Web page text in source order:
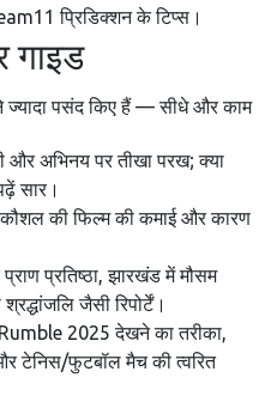
प्रिडिक्शन के टिप्स।
गाइड
ज्यादा पसंद किए हैं — सीधे और काम
और अभिनय पर तीखा परख; क्या
सार।
कौशल की फिल्म की कमाई और कारण
प्राण प्रतिष्ठा, झारखंड में मौसम
जैसी रिपोर्टें।
2025 देखने का तरीका,
टेनिस/फुटबॉल मैच की त्वरित